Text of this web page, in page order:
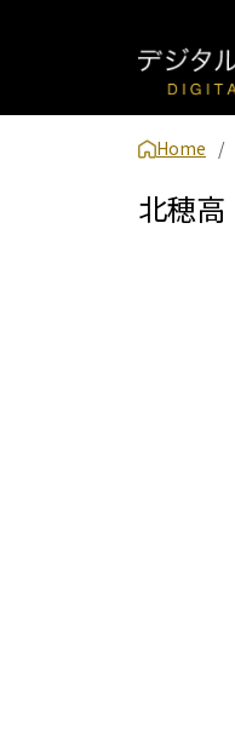
Home
北穂高